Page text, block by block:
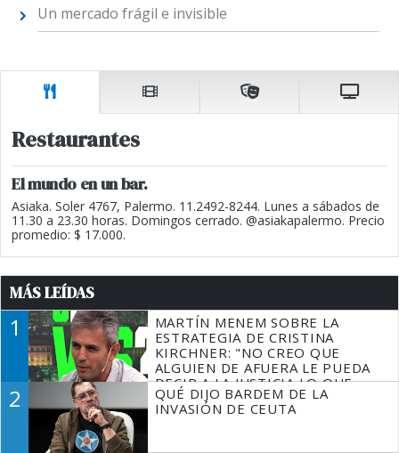
Un mercado frágil e invisible
Restaurantes
El mundo en un bar.
Asiaka. Soler 4767, Palermo. 11.2492-8244. Lunes a sábados de
11.30 a 23.30 horas. Domingos cerrado. @asiakapalermo. Precio
promedio: $ 17.000.
MÁS LEÍDAS
1
MARTÍN MENEM SOBRE LA
ESTRATEGIA DE CRISTINA
KIRCHNER: "NO CREO QUE
ALGUIEN DE AFUERA LE PUEDA
DECIR A LA JUSTICIA LO QUE
TIENE QUE HACER"
2
QUÉ DIJO BARDEM DE LA
INVASIÓN DE CEUTA